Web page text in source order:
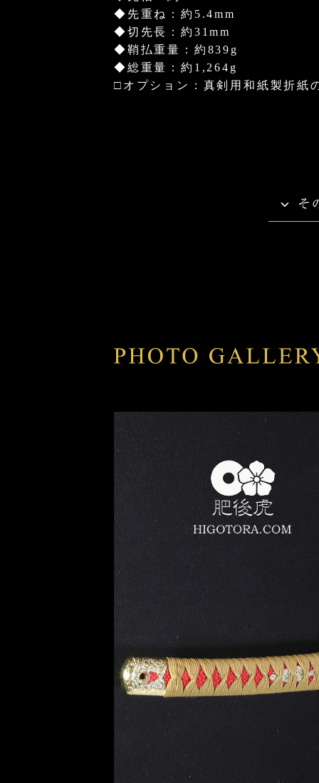
◆先重ね：約5.4mm
◆切先長：約31mm
◆鞘払重量：約839g
◆総重量：約1,264g
□オプション：真剣用和紙製折紙